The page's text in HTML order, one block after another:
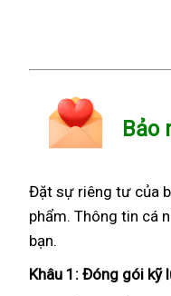
Bảo
Đặt sự riêng tư của
phẩm. Thông tin cá
bạn.
Khâu 1: Đóng gói kỹ